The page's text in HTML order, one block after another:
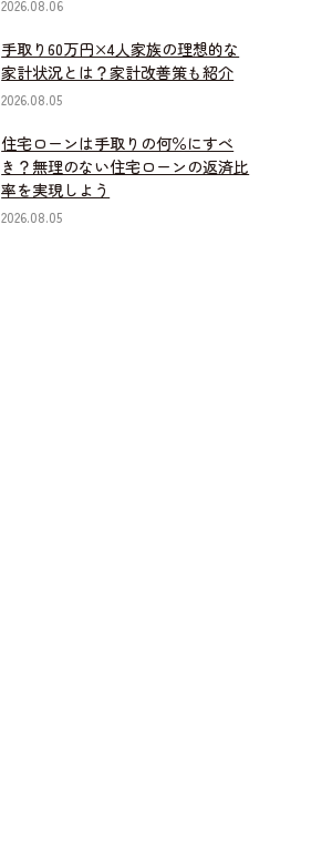
2026.08.06
手取り60万円×4人家族の理想的な
家計状況とは？家計改善策も紹介
2026.08.05
住宅ローンは手取りの何％にすべ
き？無理のない住宅ローンの返済比
率を実現しよう
2026.08.05